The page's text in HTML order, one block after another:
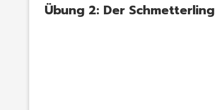
Übung 2: Der Schmetterling